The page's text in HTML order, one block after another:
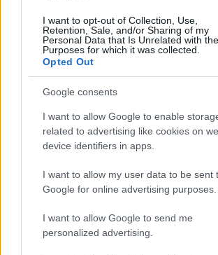
I want to opt-out of Collection, Use,
Retention, Sale, and/or Sharing of my
Personal Data that Is Unrelated with the
Purposes for which it was collected.
Opted Out
Google consents
I want to allow Google to enable
related to advertising like cookies on
device identifiers in apps.
I want to allow my user data to be sent
Google for online advertising purposes.
I want to allow Google to send me
personalized advertising.
Continua a leggere